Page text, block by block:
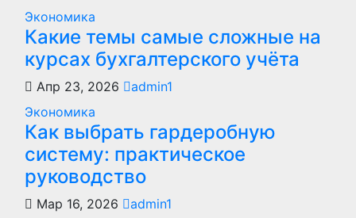
Экономика
Какие темы самые сложные на
курсах бухгалтерского учёта
Апр 23, 2026
admin1
Экономика
Как выбрать гардеробную
систему: практическое
руководство
Мар 16, 2026 admin1